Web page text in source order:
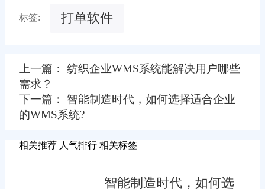
标签: 打单软件
上一篇： 纺织企业WMS系统能解决用户哪些
需求？
下一篇： 智能制造时代，如何选择适合企业
的WMS系统?
相关推荐 人气排行 相关标签
智能制造时代，如何选